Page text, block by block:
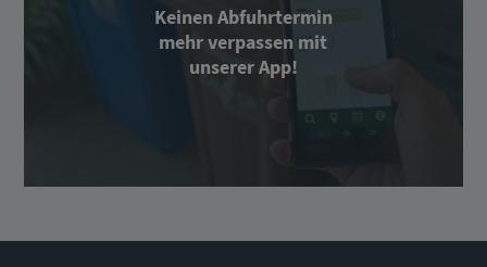
Keinen Abfuhrtermin
mehr verpassen mit
unserer App!